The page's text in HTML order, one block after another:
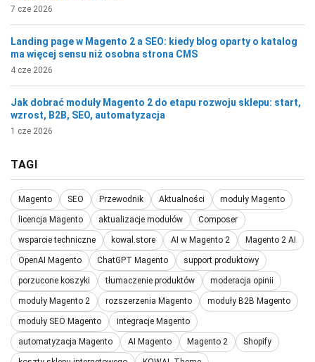
7 cze 2026
Landing page w Magento 2 a SEO: kiedy blog oparty o katalog
ma więcej sensu niż osobna strona CMS
4 cze 2026
Jak dobrać moduły Magento 2 do etapu rozwoju sklepu: start,
wzrost, B2B, SEO, automatyzacja
1 cze 2026
TAGI
Magento SEO Przewodnik Aktualności moduły Magento
licencja Magento aktualizacje modułów Composer
wsparcie techniczne kowal.store AI w Magento 2 Magento 2 AI
OpenAI Magento ChatGPT Magento support produktowy
porzucone koszyki tłumaczenie produktów moderacja opinii
moduły Magento 2 rozszerzenia Magento moduły B2B Magento
moduły SEO Magento integracje Magento
automatyzacja Magento AI Magento Magento 2 Shopify